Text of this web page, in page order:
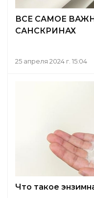
ВСЕ САМОЕ
САНСКРИНАХ
25 апреля 2024 г. 15:04
Что такое